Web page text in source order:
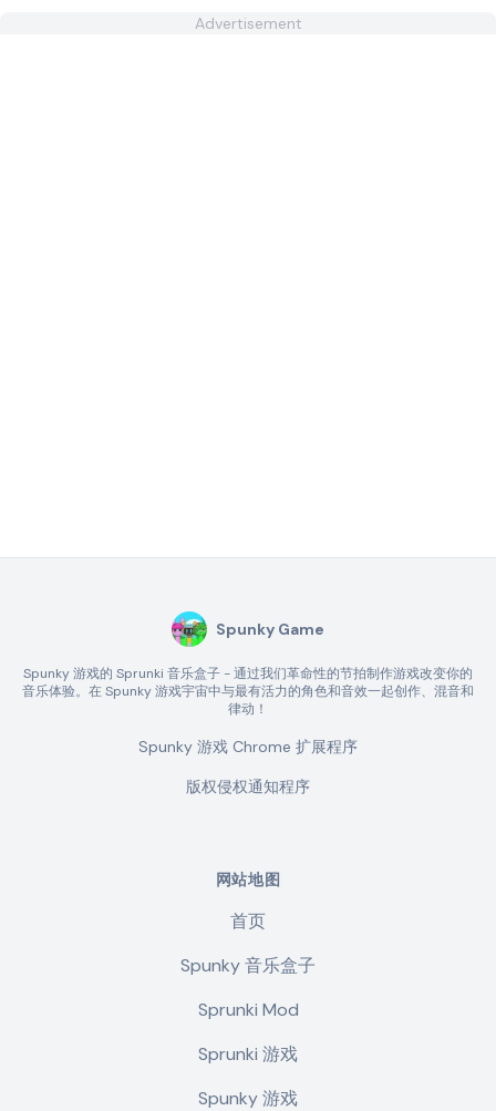
Advertisement
Spunky Game
Spunky 游戏的 Sprunki 音乐盒子 - 通过我们革命性的节拍制作游戏改变你的
音乐体验。在 Spunky 游戏宇宙中与最有活力的角色和音效一起创作、混音和
律动！
Spunky 游戏 Chrome 扩展程序
版权侵权通知程序
网站地图
首页
Spunky 音乐盒子
Sprunki Mod
Sprunki 游戏
Spunky 游戏